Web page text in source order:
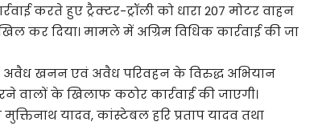
करते हुए ट्रैक्टर-ट्रॉली को धारा 207 मोटर वाहन
कर दिया। मामले में अग्रिम विधिक कार्रवाई की जा
अवैध खनन एवं अवैध परिवहन के विरुद्ध अभियान
वालों के खिलाफ कठोर कार्रवाई की जाएगी।
यादव, कांस्टेबल हरि प्रताप यादव तथा